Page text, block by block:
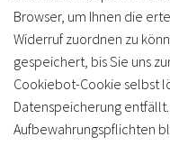
Browser, um Ihnen die
Widerruf zuordnen zu
gespeichert, bis Sie uns
Cookiebot-Cookie selbst
Datenspeicherung
Aufbewahrungspflichten